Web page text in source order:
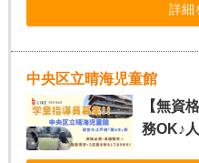
詳細
中央区立晴海児童館
【無資
務OK♪